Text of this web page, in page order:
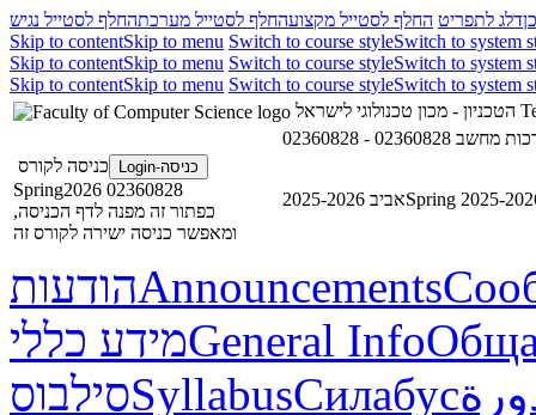
דלג לתפריט החלף לסטייל מקצועהחלף לסטייל מערכתהחלף לסטייל נגיש
Skip to contentSkip to menu Switch to course styleSwitch to system
Skip to contentSkip to menu Switch to course styleSwitch to system
Skip to contentSkip to menu Switch to course styleSwitch to system
במערכות מחשב
כניסה-Login
כניסה לקורס
02360828 Spring2026
כפתור זה מפנה לדף הכניסה,
ומאפשר כניסה ישירה לקורס זה
אביב 2025-2026Spring 2025-
הודעותAnnouncements
מידע כלליGeneral Info
סילבוסSyllabusСилабус